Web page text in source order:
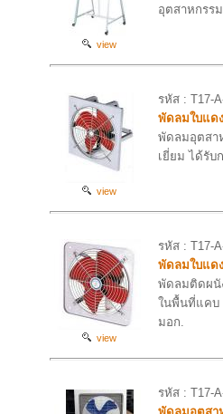
view
อุตสาหกรร
view
รหัส : T17-
พัดลมใบแด
พัดลมอุตสา
เยี่ยม ได้รับ
view
รหัส : T17-
พัดลมใบแด
พัดลมติดผนั
ในพื้นที่แคบ
มอก.
รหัส : T17-